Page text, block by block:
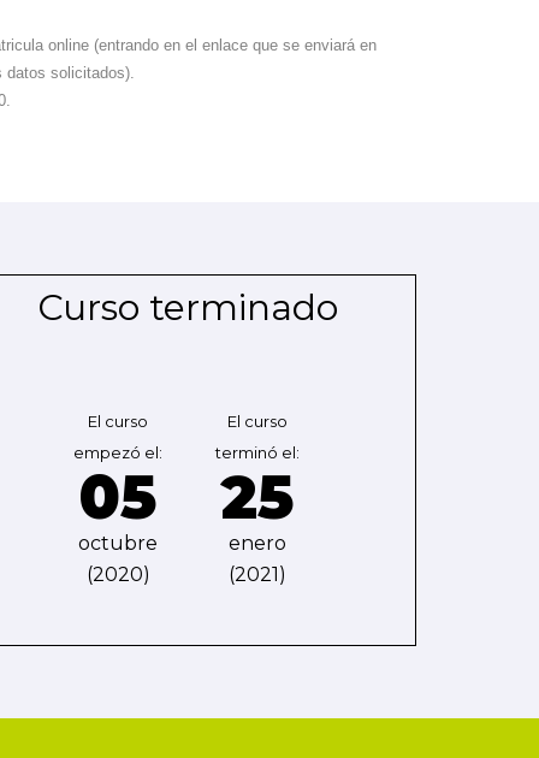
online (entrando en el enlace que se enviará en
datos solicitados).
Curso terminado
El curso
empezó el:
05
octubre
(2020)
El curso
terminó el:
25
enero
(2021)